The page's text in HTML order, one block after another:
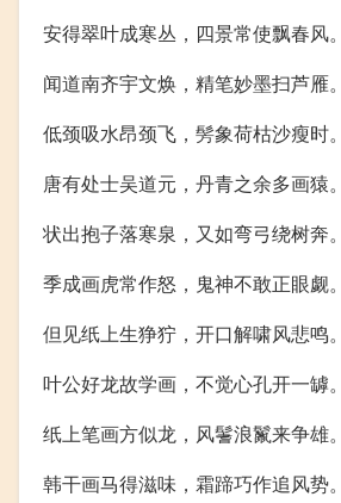
安得翠叶成寒丛，四景常使飘春风。
闻道南齐宇文焕，精笔妙墨扫芦雁。
低颈吸水昂颈飞，髣象荷枯沙瘦时。
唐有处士吴道元，丹青之余多画猿。
状出抱子落寒泉，又如弯弓绕树奔。
季成画虎常作怒，鬼神不敢正眼觑。
但见纸上生狰狞，开口解啸风悲鸣。
叶公好龙故学画，不觉心孔开一罅。
纸上笔画方似龙，风鬐浪鬣来争雄。
韩干画马得滋味，霜蹄巧作追风势。